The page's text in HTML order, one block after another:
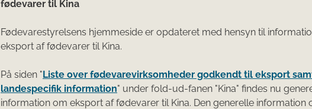
fødevarer til Kina
Fødevarestyrelsens hjemmeside er opdateret med hensyn til
eksport af fødevarer til Kina.
På siden "Liste over fødevarevirksomheder godkendt til eksport
landespecifik information" under fold-ud-fanen "Kina" findes nu
information om eksport af fødevarer til Kina. Den generelle information